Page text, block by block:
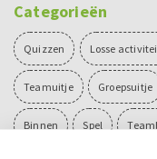
Categorieën
Quizzen Losse
Teamuitje Groepsuitje
Binnen Spel